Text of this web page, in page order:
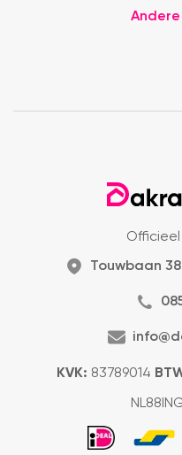
Officieel
Touwbaan
KVK: 83789014